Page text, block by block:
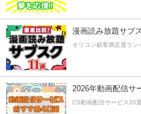
漫画読み放題サブ
オリコン顧客満足度ラン
2026年動画配信サ
CS動画配信サービス20選